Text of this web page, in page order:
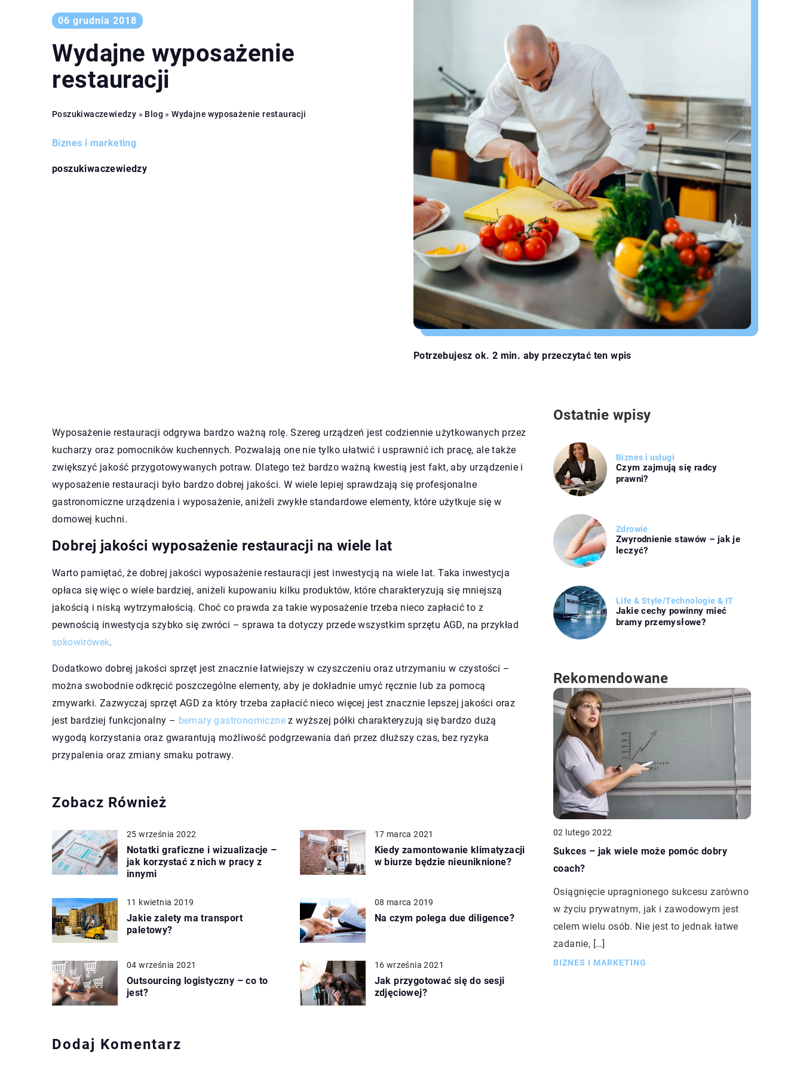
06 grudnia 2018
Wydajne wyposażenie
restauracji
Poszukiwaczewiedzy » Blog »Wydajne wyposażenie restauracji
Biznes i marketing
poszukiwaczewiedzy
Potrzebujesz ok. 2 min. aby przeczytać ten wpis
Wyposażenie restauracji odgrywa bardzo ważną rolę. Szereg urządzeń jest codziennie użytkowanych przez
kucharzy oraz pomocników kuchennych. Pozwalają one nie tylko ułatwić i usprawnić ich pracę, ale także
zwiększyć jakość przygotowywanych potraw. Dlatego też bardzo ważną kwestią jest fakt, aby urządzenie i
wyposażenie restauracji było bardzo dobrej jakości. W wiele lepiej sprawdzają się profesjonalne
gastronomiczne urządzenia i wyposażenie, aniżeli zwykłe standardowe elementy, które użytkuje się w
domowej kuchni.
Dobrej jakości wyposażenie restauracji na wiele lat
Warto pamiętać, że dobrej jakości wyposażenie restauracji jest inwestycją na wiele lat. Taka inwestycja
opłaca się więc o wiele bardziej, aniżeli kupowaniu kilku produktów, które charakteryzują się mniejszą
jakością i niską wytrzymałością. Choć co prawda za takie wyposażenie trzeba nieco zapłacić to z
pewnością inwestycja szybko się zwróci – sprawa ta dotyczy przede wszystkim sprzętu AGD, na przykład
sokowirówek.
Dodatkowo dobrej jakości sprzęt jest znacznie łatwiejszy w czyszczeniu oraz utrzymaniu w czystości –
można swobodnie odkręcić poszczególne elementy, aby je dokładnie umyć ręcznie lub za pomocą
zmywarki. Zazwyczaj sprzęt AGD za który trzeba zapłacić nieco więcej jest znacznie lepszej jakości oraz
jest bardziej funkcjonalny – bemary gastronomiczne z wyższej półki charakteryzują się bardzo dużą
wygodą korzystania oraz gwarantują możliwość podgrzewania dań przez dłuższy czas, bez ryzyka
przypalenia oraz zmiany smaku potrawy.
Zobacz Również
25 września 2022
Notatki graficzne i wizualizacje –
jak korzystać z nich w pracy z
innymi
17 marca 2021
Kiedy zamontowanie klimatyzacji
w biurze będzie nieuniknione?
11 kwietnia 2019
Jakie zalety ma transport
paletowy?
08 marca 2019
Na czym polega due diligence?
04 września 2021
Outsourcing logistyczny – co to
jest?
16 września 2021
Jak przygotować się do sesji
zdjęciowej?
Dodaj Komentarz
Ostatnie wpisy
Biznes i usługi
Czym zajmują się radcy
prawni?
Zdrowie
Zwyrodnienie stawów – jak je
leczyć?
Life & Style/Technologie & IT
Jakie cechy powinny mieć
bramy przemysłowe?
Rekomendowane
02 lutego 2022
Sukces – jak wiele może pomóc dobry
coach?
Osiągnięcie upragnionego sukcesu zarówno
w życiu prywatnym, jak i zawodowym jest
celem wielu osób. Nie jest to jednak łatwe
zadanie, […]
BIZNES I MARKETING